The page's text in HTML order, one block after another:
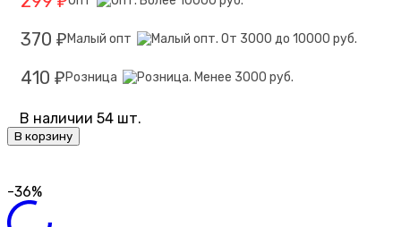
370 ₽ Малый опт
410 ₽ Розница
В наличии 54 шт.
В корзину
-36%